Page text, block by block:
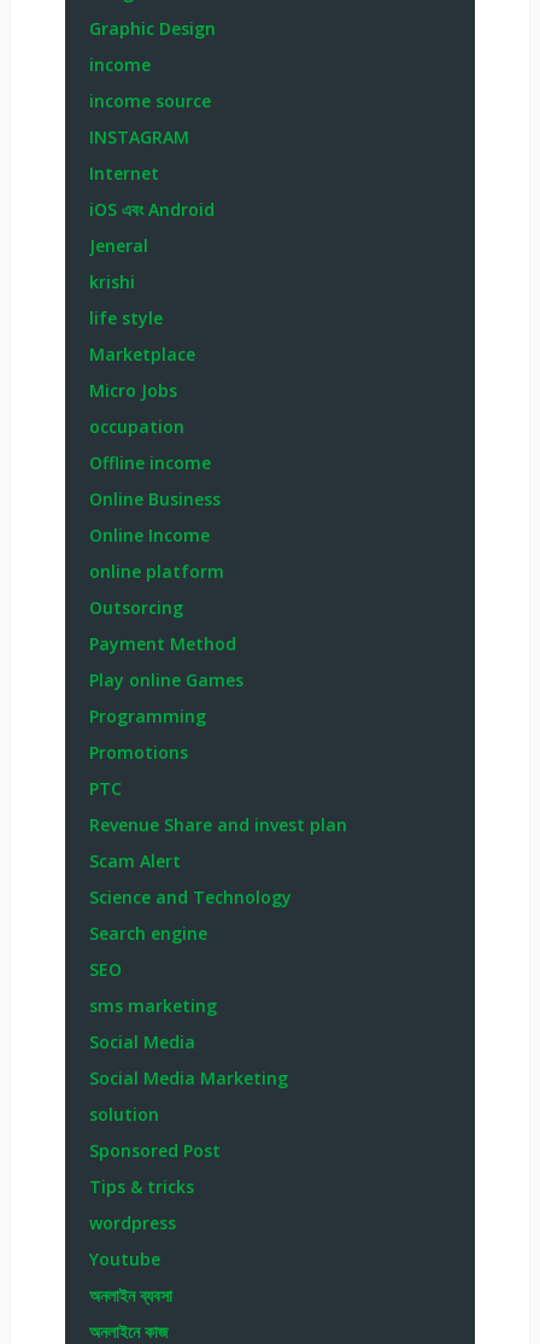
Graphic Design
income
income source
INSTAGRAM
Internet
iOS এবং Android
Jeneral
krishi
life style
Marketplace
Micro Jobs
occupation
Offline income
Online Business
Online Income
online platform
Outsorcing
Payment Method
Play online Games
Programming
Promotions
PTC
Revenue Share and invest plan
Scam Alert
Science and Technology
Search engine
SEO
sms marketing
Social Media
Social Media Marketing
solution
Sponsored Post
Tips & tricks
wordpress
Youtube
অনলাইন ব্যবসা
অনলাইনে কাজ